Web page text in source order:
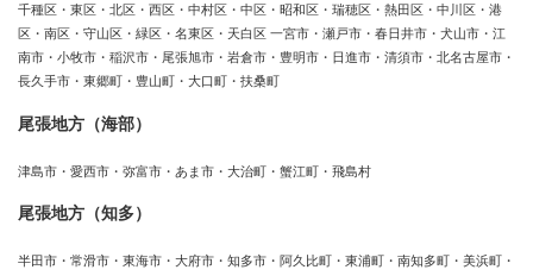
千種区・東区・北区・西区・中村区・中区・昭和区・瑞穂区・熱田区・中川区・港
区・南区・守山区・緑区・名東区・天白区 一宮市・瀬戸市・春日井市・犬山市・江
南市・小牧市・稲沢市・尾張旭市・岩倉市・豊明市・日進市・清須市・北名古屋市・
長久手市・東郷町・豊山町・大口町・扶桑町
尾張地方（海部）
津島市・愛西市・弥富市・あま市・大治町・蟹江町・飛島村
尾張地方（知多）
半田市・常滑市・東海市・大府市・知多市・阿久比町・東浦町・南知多町・美浜町・